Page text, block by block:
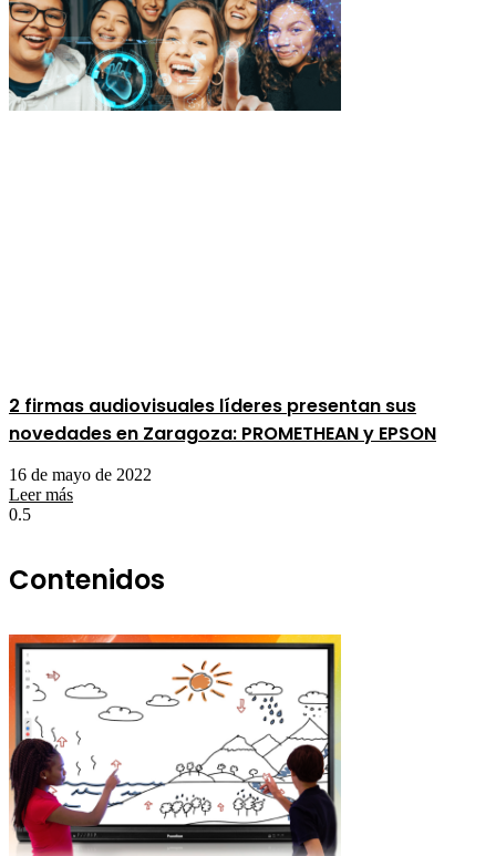
2 firmas audiovisuales líderes presentan sus
novedades en Zaragoza: PROMETHEAN y EPSON
16 de mayo de 2022
Leer más
Contenidos